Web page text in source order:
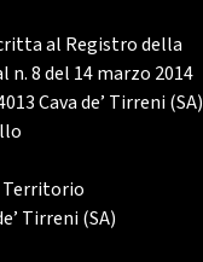
al Registro della
8 del 14 marzo 2014
Cava de’ Tirreni (SA)
Territorio
Tirreni (SA)